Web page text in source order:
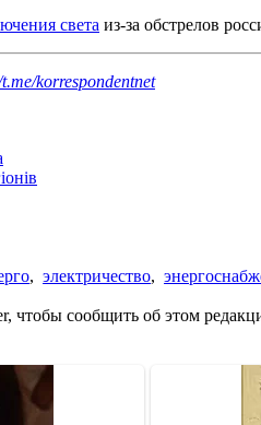
света из-за обстрелов
korrespondentnet
, электричество,
чтобы сообщить об этом